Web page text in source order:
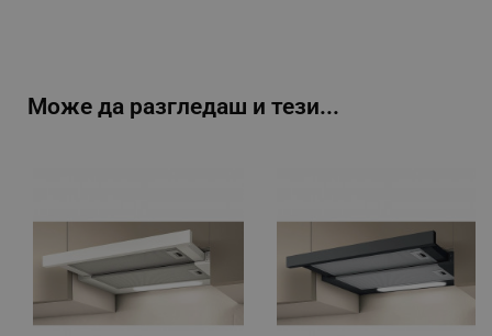
Може да разгледаш и тези...